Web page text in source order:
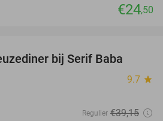
€24,50
bij Serif Baba
9.7 star
Regulier €39,15